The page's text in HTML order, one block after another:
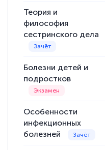
Светлана К
Знаток города 7
быстро ответили,
Обучение
пособий и
прохождения
Теория и
философия
сестринского дела
Болезни детей и
подростков
Особенности
инфекционных
болезней